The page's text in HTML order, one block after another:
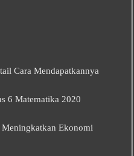
Cara Mendapatkannya
6 Matematika 2020
Ekonomi